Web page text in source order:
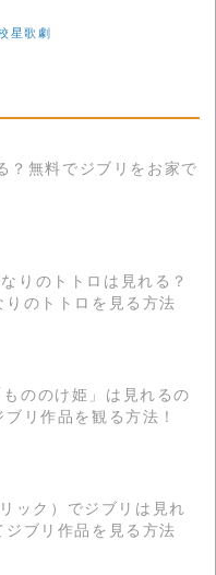
星歌劇
？無料でジブリをお家で
りのトトロは見れる？
のトトロを見る方法
ののけ姫」は見れるの
リ作品を観る方法！
ック）でジブリは見れ
ブリ作品を見る方法